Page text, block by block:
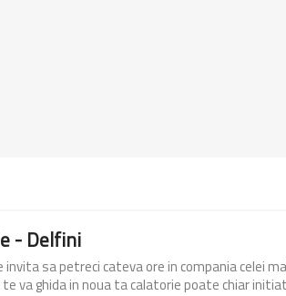
- Delfini
invita sa petreci cateva ore in compania celei
va ghida in noua ta calatorie poate chiar